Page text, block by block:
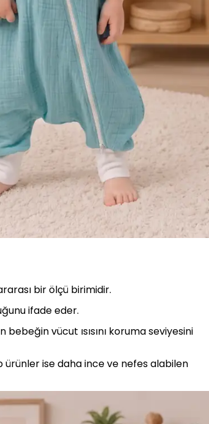
bir ölçü birimidir.
ifade eder.
vücut ısısını koruma seviyesini
ürünler ise daha ince ve nefes alabilen